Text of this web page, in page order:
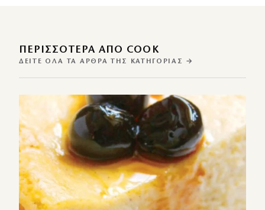
ΠΕΡΙΣΣΌΤΕΡΑ ΑΠΌ COOK
ΔΕΊΤΕ ΌΛΑ ΤΑ ΆΡΘΡΑ ΤΗΣ ΚΑΤΗΓΟΡΊΑΣ →